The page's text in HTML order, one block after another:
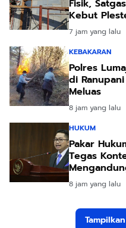
Fisik,
Kebut
7 jam yang lalu
KEBAKARAN
Polres
di
Meluas
8 jam yang lalu
HUKUM
Pakar
Tegas
8 jam yang lalu